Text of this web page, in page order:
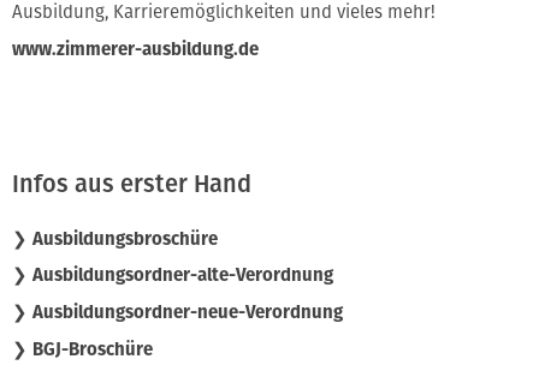
Ausbildung, Karrieremöglichkeiten und vieles mehr!
www.zimmerer-ausbildung.de
Infos aus erster Hand
❯ Ausbildungsbroschüre
❯ Ausbildungsordner-alte-Verordnung
❯ Ausbildungsordner-neue-Verordnung
❯ BGJ-Broschüre